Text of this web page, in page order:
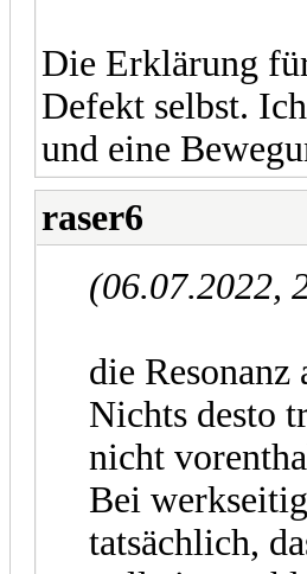
Die Erklärung
Defekt selbst.
und eine
raser6
(06.07.2022,
die Resonanz
Nichts desto
nicht
Bei
tatsächlich,